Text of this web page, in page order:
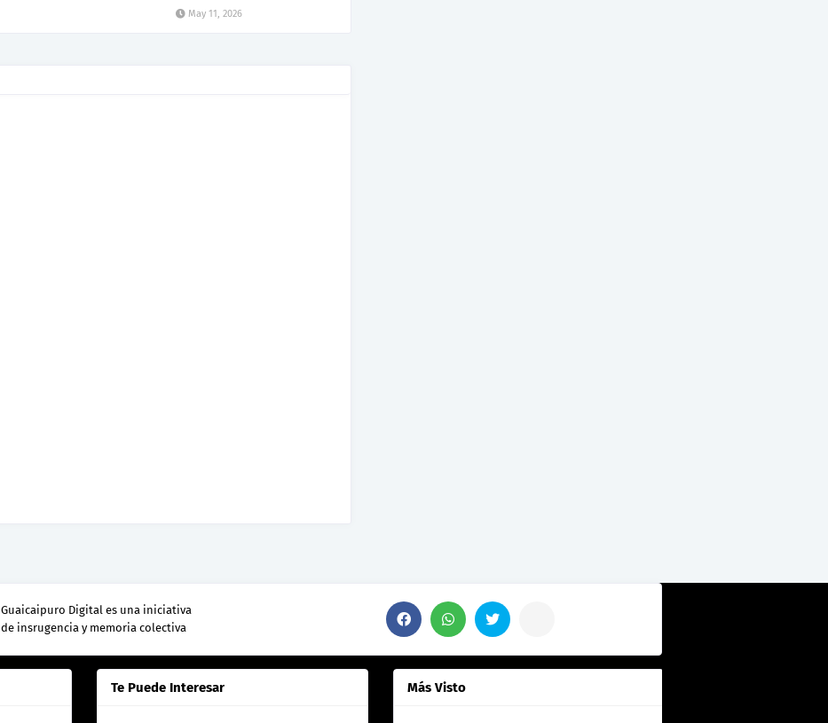
May 11, 2026
Guaicaipuro Digital es una iniciativa
de insrugencia y memoria colectiva
Te Puede Interesar Más Visto